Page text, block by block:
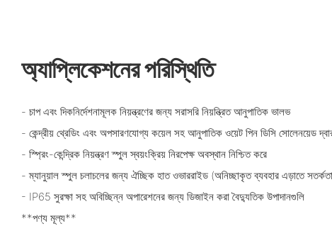
অ্যাপ্লিকেশনের পরিস্থিতি
- চাপ এবং দিকনির্দেশনামূলক নিয়ন্ত্রণের জন্য সরাসরি নিয়ন্ত্রিত আনুপাতিক ভালভ
- কেন্দ্রীয় থ্রেডিং এবং অপসারণযোগ্য কয়েল সহ আনুপাতিক ওয়েট পিন ডিসি সোলেনয়েড
- স্প্রিং-কেন্দ্রিক নিয়ন্ত্রণ স্পুল স্বয়ংক্রিয় নিরপেক্ষ অবস্থান নিশ্চিত করে
- ম্যানুয়াল স্পুল চলাচলের জন্য ঐচ্ছিক হাত ওভাররাইড (অনিচ্ছাকৃত ব্যবহার এড়াতে
- IP65 সুরক্ষা সহ অবিচ্ছিন্ন অপারেশনের জন্য ডিজাইন করা বৈদ্যুতিক উপাদানগুলি
**পণ্য মূল্য**